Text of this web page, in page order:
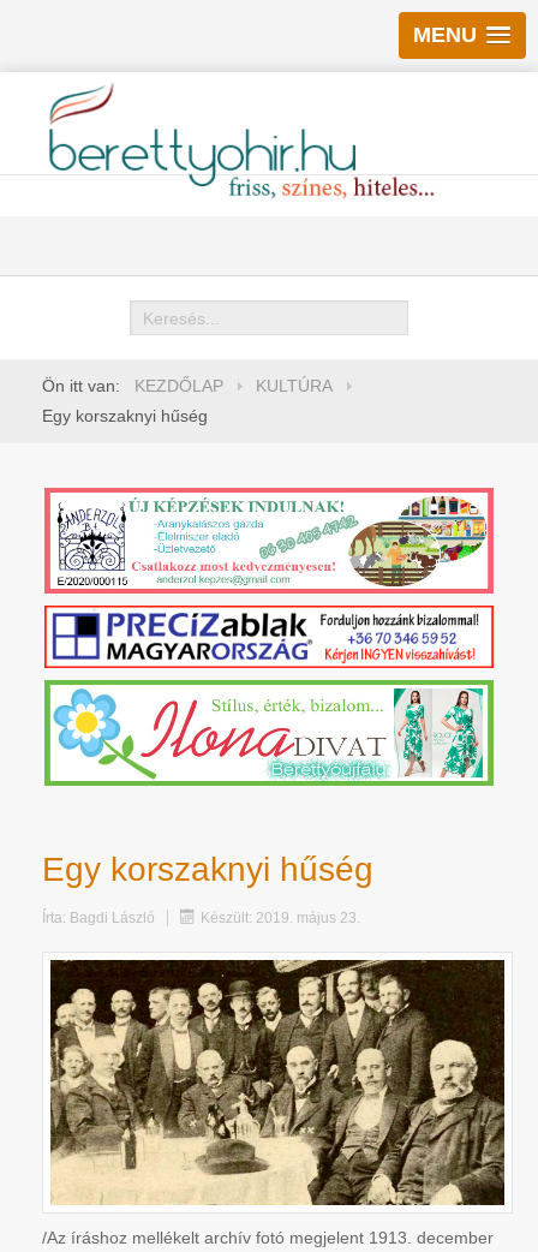
MENU
Keresés
Ön itt van: KEZDŐLAP
KULTÚRA
Egy korszaknyi hűség
Egy korszaknyi hűség
Írta: Bagdi László Készült: 2019. május 23.
/Az íráshoz mellékelt archív fotó megjelent 1913. december